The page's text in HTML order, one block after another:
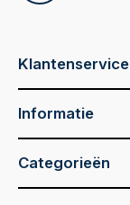
Klantenservice
Informatie
Categorieën